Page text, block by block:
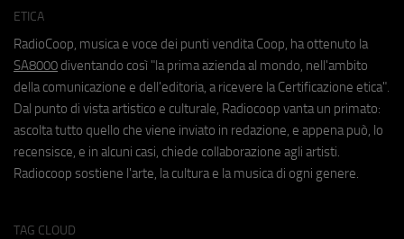
ETICA
RadioCoop, musica e voce dei punti vendita Coop, ha ottenuto la
SA8000 diventando così "la prima azienda al mondo, nell'ambito
della comunicazione e dell'editoria, a ricevere la Certificazione etica".
Dal punto di vista artistico e culturale, Radiocoop vanta un primato:
ascolta tutto quello che viene inviato in redazione, e appena può, lo
recensisce, e in alcuni casi, chiede collaborazione agli artisti.
Radiocoop sostiene l'arte, la cultura e la musica di ogni genere.
TAG CLOUD